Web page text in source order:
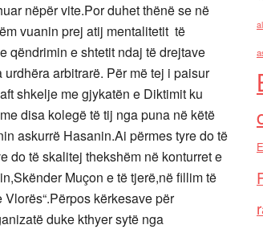
nëpër vite.Por duhet thënë se në
vuanin prej atij mentalitetit të
qëndrimin e shtetit ndaj të drejtave
arbitrarë. Për më tej i paisur
shkelje me gjykatën e Diktimit ku
disa kolegë të tij nga puna në këtë
askurrë Hasanin.Ai përmes tyre do të
do të skalitej thekshëm në konturret e
Muçon e të tjerë,në fillim të
kërkesave për
duke kthyer sytë nga